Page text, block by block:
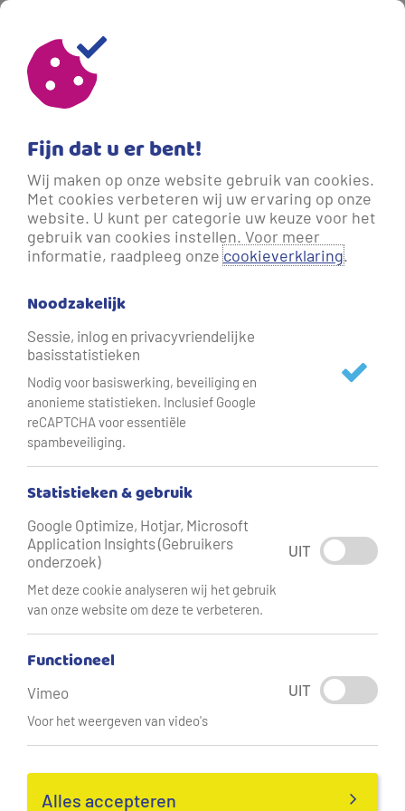
Aanmelden nieuwe klant
Heeft u de sleutel van uw nieuwe
woning al ontvangen?
Ja, ik heb de sleutel ontvangen
Fijn dat u er bent!
Wij maken op onze website gebruik van cookies.
Met cookies verbeteren wij uw ervaring op onze
website. U kunt per categorie uw keuze voor het
gebruik van cookies instellen. Voor meer
informatie, raadpleeg onzecookieverklaring.
Noodzakelijk
Sessie, inlog en privacyvriendelijke
basisstatistieken
Nodig voor basiswerking, beveiliging en
anonieme statistieken. Inclusief Google
reCAPTCHA voor essentiële
spambeveiliging.
Statistieken & gebruik
Google Optimize, Hotjar, Microsoft
Application Insights (Gebruikers
onderzoek)
Met deze cookie analyseren wij het gebruik
van onze website om deze te verbeteren.
UIT
Functioneel
Vimeo
Voor het weergeven van video's
UIT
Alles accepteren